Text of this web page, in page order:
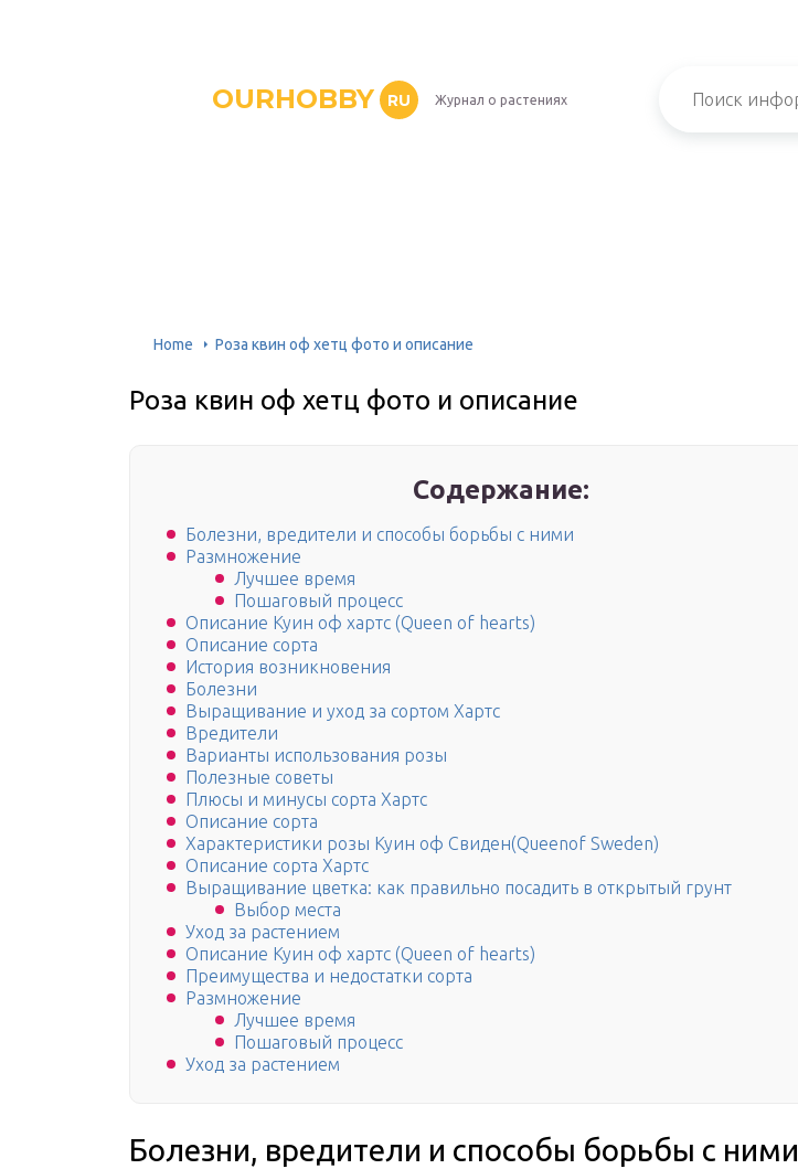
OURHOBBY RU Журнал о растениях
Home Роза квин оф хетц фото и описание
Роза квин оф хетц фото и описание
Содержание:
Болезни, вредители и способы борьбы с ними
Размножение
Лучшее время
Пошаговый процесс
Описание Куин оф хартс (Queen of hearts)
Описание сорта
История возникновения
Болезни
Выращивание и уход за сортом Хартс
Вредители
Варианты использования розы
Полезные советы
Плюсы и минусы сорта Хартс
Описание сорта
Характеристики розы Куин оф Свиден(Queenof Sweden)
Описание сорта Хартс
Выращивание цветка: как правильно посадить в открытый грунт
Выбор места
Уход за растением
Описание Куин оф хартс (Queen of hearts)
Преимущества и недостатки сорта
Размножение
Лучшее время
Пошаговый процесс
Уход за растением
Болезни, вредители и способы борьбы с ними